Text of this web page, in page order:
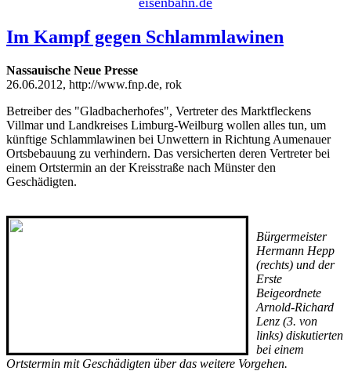
Im Kampf gegen Schlammlawinen
Nassauische Neue Presse
26.06.2012, http://www.fnp.de, rok
Betreiber des "Gladbacherhofes", Vertreter des Marktfleckens
Villmar und Landkreises Limburg-Weilburg wollen alles tun, um
künftige Schlammlawinen bei Unwettern in Richtung Aumenauer
Ortsbebauung zu verhindern. Das versicherten deren Vertreter bei
einem Ortstermin an der Kreisstraße nach Münster den
Geschädigten.
Bürgermeister
Hermann Hepp
(rechts) und der
Erste
Beigeordnete
Arnold-Richard
Lenz (3. von
links) diskutierten
bei einem
Ortstermin mit Geschädigten über das weitere Vorgehen.